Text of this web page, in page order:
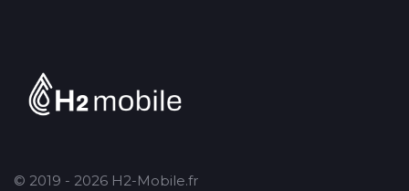
© 2019 - 2026 H2-Mobile.fr